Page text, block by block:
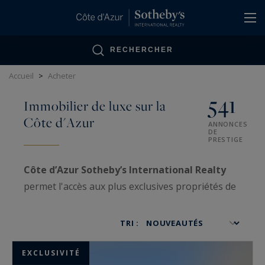
RECHERCHER
Accueil > Acheter
Immobilier de luxe sur la
Côte d'Azur
541
ANNONCES
DE
PRESTIGE
Côte d’Azur Sotheby’s International Realty
permet l'accès aux plus exclusives propriétés de
traités avec confidentialité.
d'immobilier très haut de gamme
TRI :
EXCLUSIVITÉ